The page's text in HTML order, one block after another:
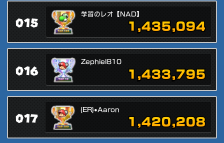
015
学習のレオ【NAD】
1,435,094
016
Zephiel810
1,433,795
017
{ER}•Aaron
1,420,208